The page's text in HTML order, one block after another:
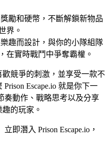
勵和硬幣，不斷解鎖新物品
界。
趣而設計，與你的小隊組隊
在實時戰鬥中爭奪霸權。
競爭的刺激，並享受一款不
Escape.io 就是你下一
奏動作、戰略思考以及分享
的玩家。
即潛入 Prison Escape.io，